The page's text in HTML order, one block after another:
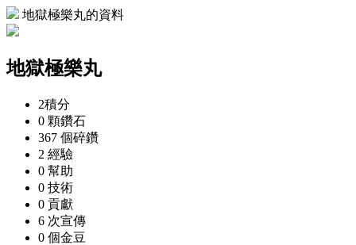
地獄極樂丸的資料
地獄極樂丸
2積分
0 顆鑽石
367 個碎鑽
2 經驗
0 幫助
0 技術
0 貢獻
6 次宣傳
0 個金豆